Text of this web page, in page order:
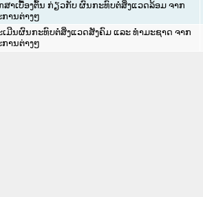
າເບື້ອງຕົ້ນ ກ່ຽວກັບ ຜົນກະທົບຕໍ່ສິ່ງແວດລ້ອມ ຈາກ
ານຕ່າງໆ
ມີນຜົນກະທົບຕໍ່ສິ່ງແວດສັງຄົມ ແລະ ທຳມະຊາດ ຈາກ
ານຕ່າງໆ